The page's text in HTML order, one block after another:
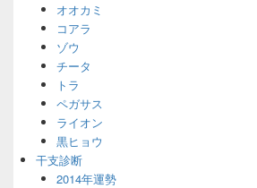
オオカミ
コアラ
ゾウ
チータ
トラ
ペガサス
ライオン
黒ヒョウ
干支診断
2014年運勢